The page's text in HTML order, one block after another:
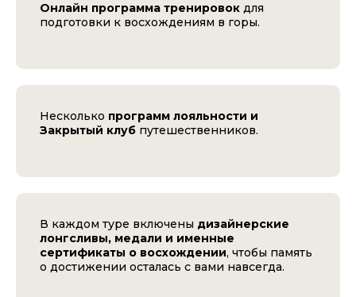
Онлайн программа тренировок для
подготовки к восхождениям в горы.
Несколько программ лояльности и
Закрытый клуб путешественников.
В каждом туре включены дизайнерские
лонгсливы, медали и именные
сертификаты о восхождении, чтобы память
о достижении осталась с вами навсегда.